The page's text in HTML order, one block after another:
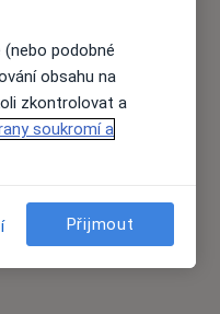
podobné
obsahu na
zkontrolovat a
soukromí a
Přijmout